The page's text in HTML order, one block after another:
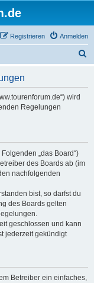
Anmelden
Registrieren
wird
Regelungen
„das Board“)
des Boards ab (im
nachfolgenden
bist, so darfst du
des Boards gelten
geschlossen und kann
jederzeit gekündigt
Betreiber ein einfaches,